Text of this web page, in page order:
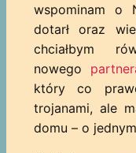
wspominam o
dotarł oraz
chciałbym
nowego
który co
trojanami, ale
domu – o